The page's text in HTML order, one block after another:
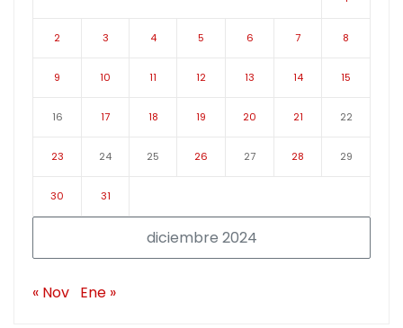
diciembre 2024
2 3 4 5 6 7 8
9 10 11 12 13 14 15
16 17 18 19 20 21 22
23 24 25 26 27 28 29
30 31
« Nov Ene »